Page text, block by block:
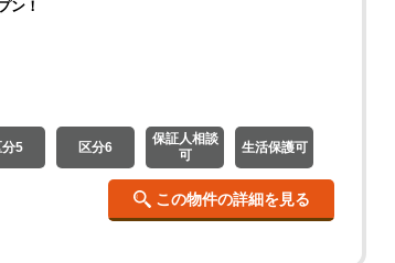
ン！
分5 区分6
保証人相談
可
生活保護可
この物件の詳細を見る